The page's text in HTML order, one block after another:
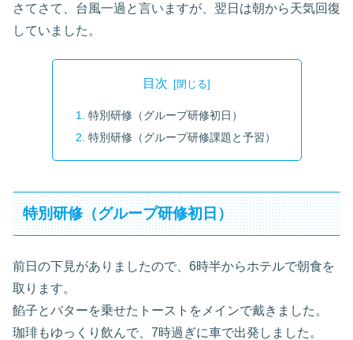
さてさて、台風一過と言いますが、翌日は朝から天気回復
していました。
目次
特別研修（グループ研修初日）
特別研修（グループ研修課題と予習）
特別研修（グループ研修初日）
前日の下見がありましたので、6時半からホテルで朝食を
取ります。
餡子とバターを乗せたトーストをメインで戴きました。
珈琲もゆっくり飲んで、7時過ぎに車で出発しました。